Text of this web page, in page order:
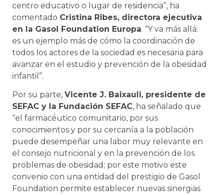
centro educativo o lugar de residencia”, ha
comentado Cristina Ribes, directora ejecutiva
en la Gasol Foundation Europa. “Y va más allá:
es un ejemplo más de cómo la coordinación de
todos los actores de la sociedad es necesaria para
avanzar en el estudio y prevención de la obesidad
infantil”.
Por su parte, Vicente J. Baixauli, presidente de
SEFAC y la Fundación SEFAC, ha señalado que
“el farmacéutico comunitario, por sus
conocimientos y por su cercanía a la población
puede desempeñar una labor muy relevante en
el consejo nutricional y en la prevención de los
problemas de obesidad; por este motivo este
convenio con una entidad del prestigio de Gasol
Foundation permite establecer nuevas sinergias